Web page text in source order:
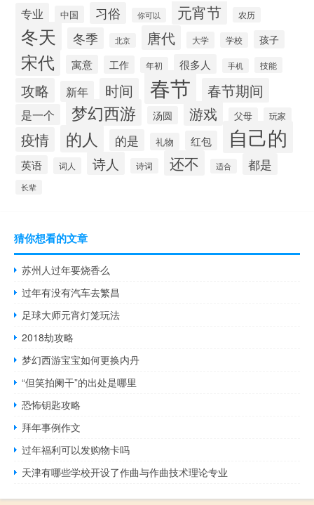
专业 中国 习俗 你可以 元宵节 农历
冬天 冬季 北京 唐代 大学 学校 孩子
宋代 寓意 工作 年初 很多人 手机 技能
攻略 新年 时间 春节 春节期间
是一个 梦幻西游 汤圆 游戏 父母 玩家
疫情 的人 的是 礼物 红包 自己的
英语 词人 诗人 诗词 还不 适合 都是
长辈
猜你想看的文章
苏州人过年要烧香么
过年有没有汽车去繁昌
足球大师元宵灯笼玩法
2018劫攻略
梦幻西游宝宝如何更换内丹
“但笑拍阑干”的出处是哪里
恐怖钥匙攻略
拜年事例作文
过年福利可以发购物卡吗
天津有哪些学校开设了作曲与作曲技术理论专业